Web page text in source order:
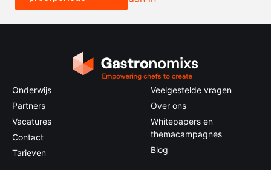
Onderwijs
Partners
Vacatures
Contact
Tarieven
Veelgestelde vragen
Over ons
Whitepapers en
themacampagnes
Blog